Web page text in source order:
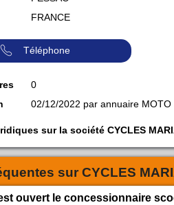
FRANCE
Téléphone
0
02/12/2022 par annuaire MOTO
sur la société CYCLES
surCYCLES
ouvert le concessionnaire